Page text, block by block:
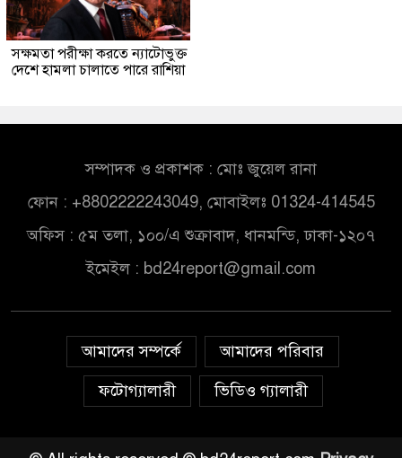
সক্ষমতা পরীক্ষা করতে ন্যাটোভুক্ত
দেশে হামলা চালাতে পারে রাশিয়া
সম্পাদক ও প্রকাশক : মোঃ জুয়েল রানা
ফোন : +8802222243049, মোবাইলঃ 01324-414545
অফিস : ৫ম তলা, ১০০/এ শুক্রাবাদ, ধানমন্ডি, ঢাকা-১২০৭
ইমেইল : bd24report@gmail.com
আমাদের সম্পর্কে
আমাদের পরিবার
ফটোগ্যালারী
ভিডিও গ্যালারী